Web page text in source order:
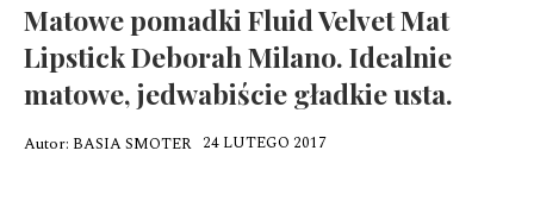
Matowe pomadki Fluid Velvet Mat
Lipstick Deborah Milano. Idealnie
matowe, jedwabiście gładkie usta.
Autor: BASIA SMOTER 24 LUTEGO 2017